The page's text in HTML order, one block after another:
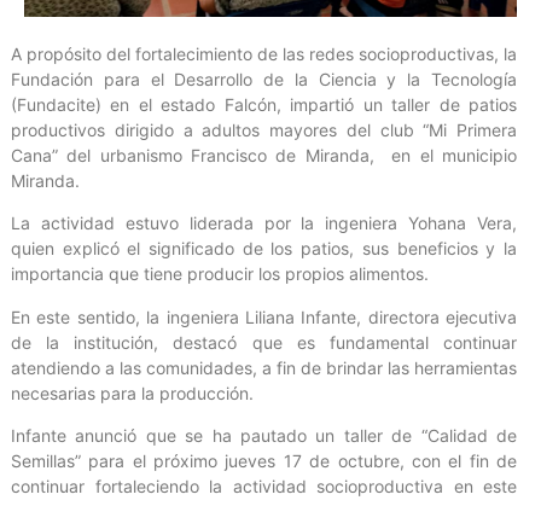
A propósito del fortalecimiento de las redes socioproductivas, la
Fundación para el Desarrollo de la Ciencia y la Tecnología
(Fundacite) en el estado Falcón, impartió un taller de patios
productivos dirigido a adultos mayores del club “Mi Primera
Cana” del urbanismo Francisco de Miranda, en el municipio
Miranda.
La actividad estuvo liderada por la ingeniera Yohana Vera,
quien explicó el significado de los patios, sus beneficios y la
importancia que tiene producir los propios alimentos.
En este sentido, la ingeniera Liliana Infante, directora ejecutiva
de la institución, destacó que es fundamental continuar
atendiendo a las comunidades, a fin de brindar las herramientas
necesarias para la producción.
Infante anunció que se ha pautado un taller de “Calidad de
Semillas” para el próximo jueves 17 de octubre, con el fin de
continuar fortaleciendo la actividad socioproductiva en este